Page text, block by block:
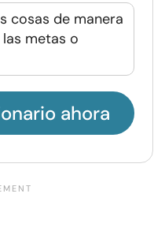
cosas de manera
metas o
ahora